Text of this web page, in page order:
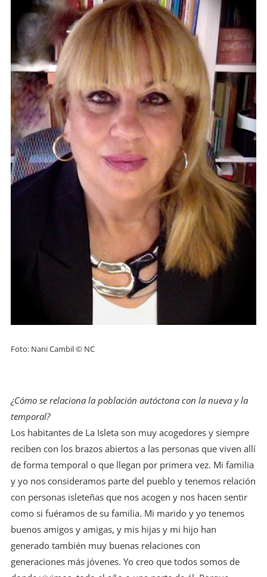
Foto: Nani Cambil © NC
¿Cómo se relaciona la población autóctona con la nueva y la
temporal?
Los habitantes de La Isleta son muy acogedores y siempre
reciben con los brazos abiertos a las personas que viven allí
de forma temporal o que llegan por primera vez. Mi familia
y yo nos consideramos parte del pueblo y tenemos relación
con personas isleteñas que nos acogen y nos hacen sentir
como si fuéramos de su familia. Mi marido y yo tenemos
buenos amigos y amigas, y mis hijas y mi hijo han
generado también muy buenas relaciones con
generaciones más jóvenes. Yo creo que todos somos de